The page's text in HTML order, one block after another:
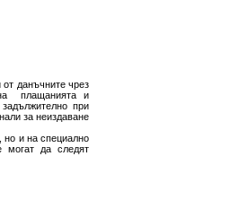
данъчните чрез
на плащанията и
при
за неиздаване
, но и на специално
могат да следят